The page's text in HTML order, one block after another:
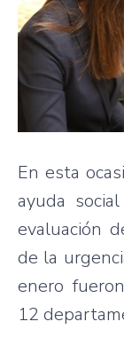
En esta
ayuda
evaluación
de la
enero
12